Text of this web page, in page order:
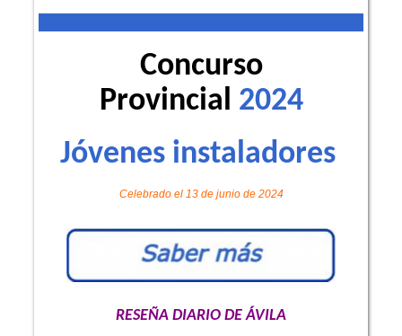
Concurso
Provincial 2024
Jóvenes instaladores
Celebrado el 13 de junio de 2024
RESEÑA DIARIO DE ÁVILA